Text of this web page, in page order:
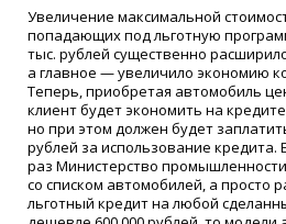
Увеличение максимальной
попадающих под льготную
тыс. рублей существенно
а главное — увеличило экономию
Теперь, приобретая автомобиль
клиент будет экономить на
но при этом должен будет
рублей за использование кредита.
раз Министерство
со списком автомобилей, а просто
льготный кредит на любой